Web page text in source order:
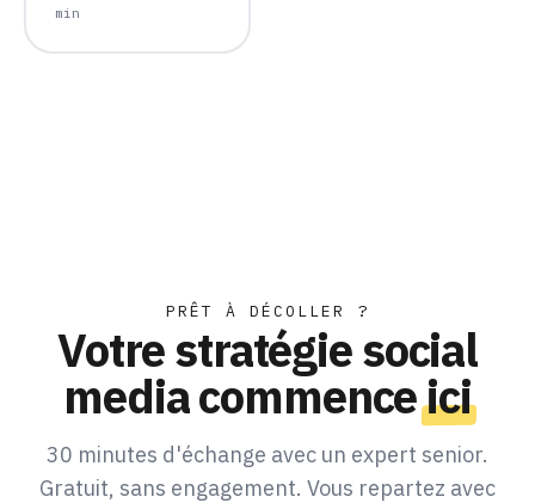
min
PRÊT À DÉCOLLER ?
Votre stratégie social
media commenceici
30 minutes d'échange avec un expert senior.
Gratuit, sans engagement. Vous repartez avec